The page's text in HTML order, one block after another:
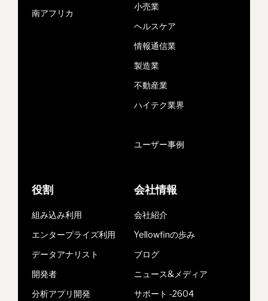
南アフリカ
小売業
ヘルスケア
情報通信業
製造業
不動産業
ハイテク業界
ユーザー事例
役割
組み込み利用
エンタープライズ利用
データアナリスト
開発者
分析アプリ開発
会社情報
会社紹介
Yellowfinの歩み
ブログ
ニュース&メディア
サポート -2604